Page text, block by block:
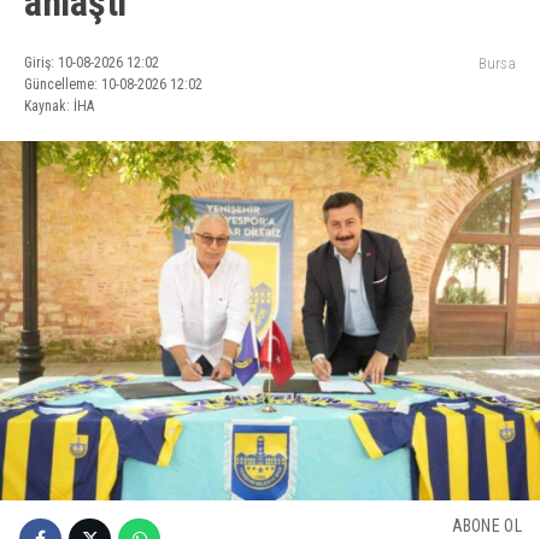
Giriş: 10-08-2026 12:02
Güncelleme: 10-08-2026 12:02
Kaynak: İHA
Bursa
ABONE OL